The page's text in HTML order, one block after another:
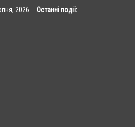
2026 Останні події: